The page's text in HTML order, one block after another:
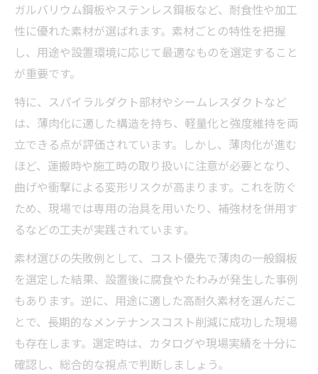
ガルバリウム鋼板やステンレス鋼板など、耐食性や加工
性に優れた素材が選ばれます。素材ごとの特性を把握
し、用途や設置環境に応じて最適なものを選定すること
が重要です。
特に、スパイラルダクト部材やシームレスダクトなど
は、薄肉化に適した構造を持ち、軽量化と強度維持を両
立できる点が評価されています。しかし、薄肉化が進む
ほど、運搬時や施工時の取り扱いに注意が必要となり、
曲げや衝撃による変形リスクが高まります。これを防ぐ
ため、現場では専用の治具を用いたり、補強材を併用す
るなどの工夫が実践されています。
素材選びの失敗例として、コスト優先で薄肉の一般鋼板
を選定した結果、設置後に腐食やたわみが発生した事例
もあります。逆に、用途に適した高耐久素材を選んだこ
とで、長期的なメンテナンスコスト削減に成功した現場
も存在します。選定時は、カタログや現場実績を十分に
確認し、総合的な視点で判断しましょう。